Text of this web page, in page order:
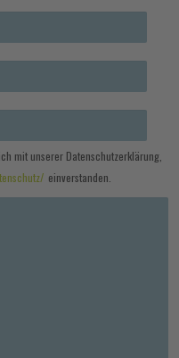
mit unserer Datenschutzerklärung,
einverstanden.